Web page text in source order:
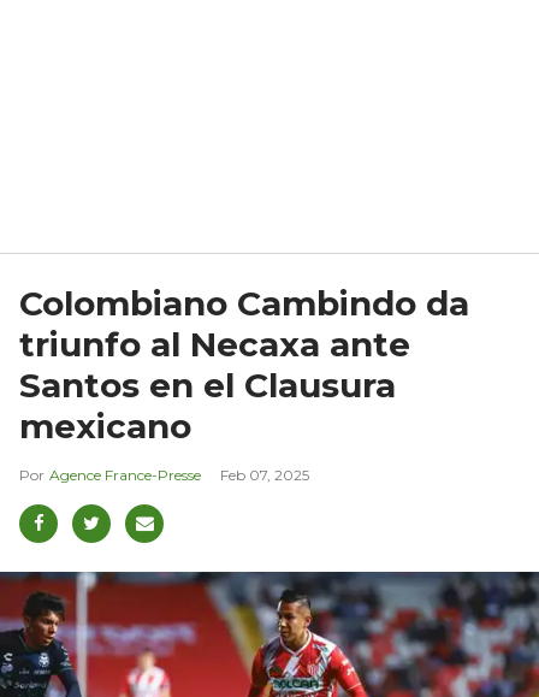
Colombiano Cambindo da
triunfo al Necaxa ante
Santos en el Clausura
mexicano
Agence France-Presse Feb 07, 2025